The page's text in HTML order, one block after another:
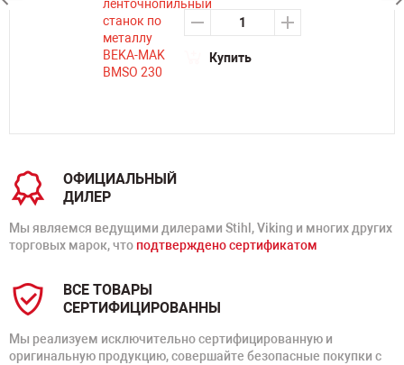
Купить
ОФИЦИАЛЬНЫЙ
ДИЛЕР
Мы являемся ведущими дилерами Stihl, Viking и многих других
торговых марок, что подтверждено сертификатом
ВСЕ ТОВАРЫ
СЕРТИФИЦИРОВАННЫ
Мы реализуем исключительно сертифицированную и
оригинальную продукцию, совершайте безопасные покупки с